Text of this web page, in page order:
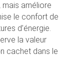
améliore
le confort de
d’énergie.
la valeur
cachet dans le